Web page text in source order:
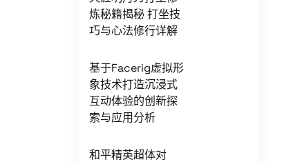
炼秘籍揭秘 打坐技
巧与心法修行详解
基于Facerig虚拟形
象技术打造沉浸式
互动体验的创新探
索与应用分析
和平精英超体对